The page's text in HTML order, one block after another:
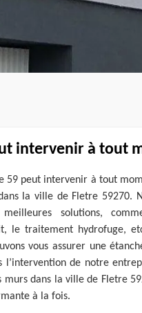
intervenir à tout
59 peut intervenir à tout
la ville de Fletre 59270.
meilleures solutions,
le traitement hydrofuge,
vous assurer une
l’intervention de notre
murs dans la ville de Fletre
à la fois.